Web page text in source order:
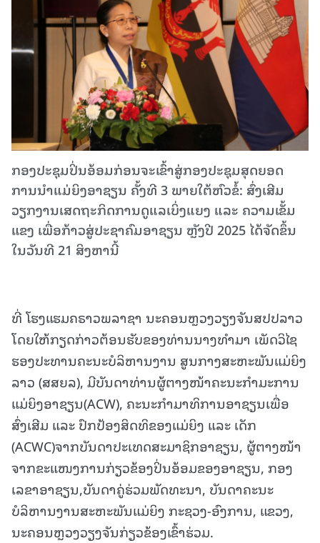
ກອງປະຊຸມປິ່ນອ້ອມກ່ອນຈະເຂົ້າສູ່ກອງປະຊຸມສຸດຍອດ
ການນໍາແມ່ຍິງອາຊຽນ ຄັ້ງທີ 3 ພາຍໃຕ້ຫົວຂໍ້: ສົ່ງເສີມ
ວຽກງານເສດຖະກິດການດູແລເບິ່ງແຍງ ແລະ ຄວາມເຂັ້ມ
ແຂງ ເພື່ອກ້າວສູ່ປະຊາຄົມອາຊຽນ ຫຼັງປີ 2025 ໄດ້ຈັດຂຶ້ນ
ໃນວັນທີ 21 ສິງຫານີ້
ທີ່ ໂຮງແຮມຄຣາວພລາຊາ ນະຄອນຫຼວງວຽງຈັນສປປລາວ
ໂດຍໃຫ້ກຽດກ່າວຕ້ອນຮັບຂອງທ່ານນາງທໍາມາ ເພັດວິໄຊ
ຮອງປະທານຄະນະບໍລິຫານງານ ສູນກາງສະຫະພັນແມ່ຍິງ
ລາວ (ສສຍລ), ມີບັນດາທ່ານຜູ້ຕາງໜ້າຄະນະກໍາມະການ
ແມ່ຍິງອາຊຽນ(ACW), ຄະນະກໍາມາທິການອາຊຽນເພື່ອ
ສົ່ງເສີມ ແລະ ປົກປ້ອງສິດທິຂອງແມ່ຍິງ ແລະ ເດັກ
(ACWC)ຈາກບັນດາປະເທດສະມາຊິກອາຊຽນ, ຜູ້ຕາງໜ້າ
ຈາກຂະແໜງການກ່ຽວຂ້ອງປິ່ນອ້ອມຂອງອາຊຽນ, ກອງ
ເລຂາອາຊຽນ,ບັນດາຄູ່ຮ່ວມພັດທະນາ, ບັນດາຄະນະ
ບໍລິຫານງານສະຫະພັນແມ່ຍິງ ກະຊວງ-ອົງການ, ແຂວງ,
ນະຄອນຫຼວງວຽງຈັນກ່ຽວຂ້ອງເຂົ້າຮ່ວມ.